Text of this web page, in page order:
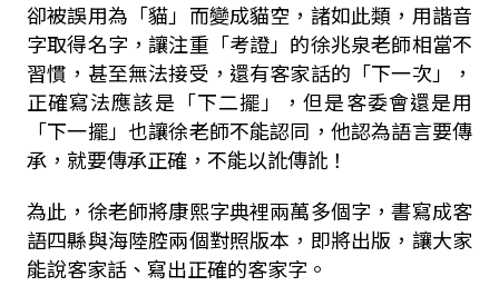
卻被誤用為「貓」而變成貓空，諸如此類，用諧音
字取得名字，讓注重「考證」的徐兆泉老師相當不
習慣，甚至無法接受，還有客家話的「下一次」，
正確寫法應該是「下二擺」，但是客委會還是用
「下一擺」也讓徐老師不能認同，他認為語言要傳
承，就要傳承正確，不能以訛傳訛！
為此，徐老師將康熙字典裡兩萬多個字，書寫成客
語四縣與海陸腔兩個對照版本，即將出版，讓大家
能說客家話、寫出正確的客家字。